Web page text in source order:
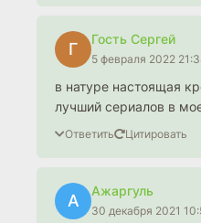
Г
Гость Сергей
5 февраля 2022
в натуре настоящая
лучший сериалов в
Ответить Цитировать
А
Ажаргуль
30 декабря 2021